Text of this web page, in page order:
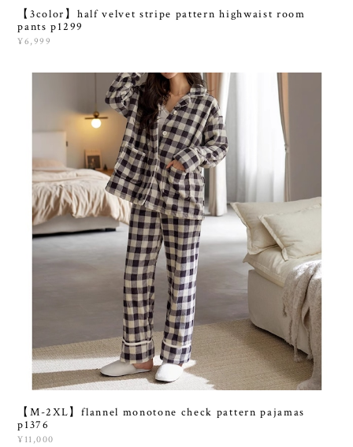
【3color】half velvet stripe pattern highwaist room
pants p1299
¥6,999
【M-2XL】flannel monotone check pattern pajamas
p1376
¥11,000